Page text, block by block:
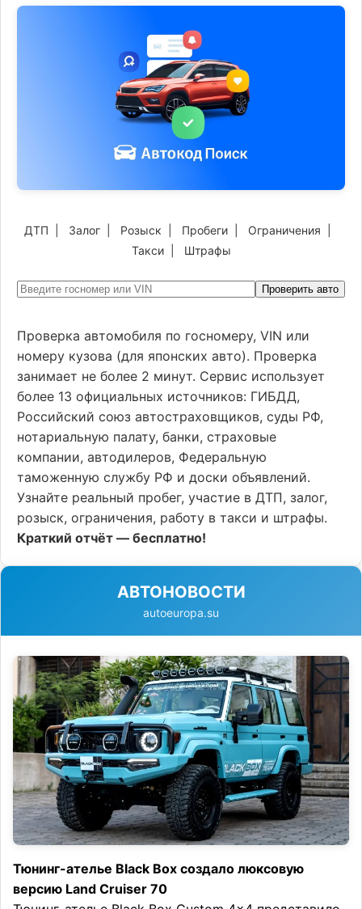
ДТП Залог Розыск Пробеги Ограничения
Такси| Штрафы
Проверить авто
Проверка автомобиля по госномеру, VIN или
номеру кузова (для японских авто). Проверка
занимает не более 2 минут. Сервис использует
более 13 официальных источников: ГИБДД,
Российский союз автостраховщиков, суды РФ,
нотариальную палату, банки, страховые
компании, автодилеров, Федеральную
таможенную службу РФ и доски объявлений.
Узнайте реальный пробег, участие в ДТП, залог,
розыск, ограничения, работу в такси и штрафы.
Краткий отчёт — бесплатно!
АВТОНОВОСТИ
autoeuropa.su
Тюнинг-ателье Black Box создало люксовую
версию Land Cruiser 70